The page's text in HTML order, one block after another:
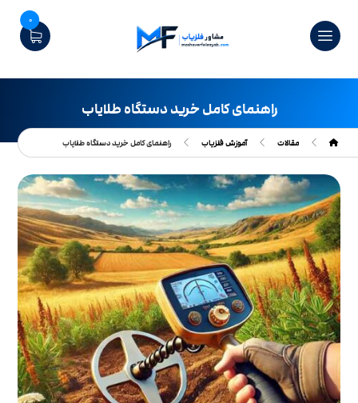
0
راهنمای کامل خرید دستگاه طلایاب
مقالات آموزش فلزیاب راهنمای کامل خرید دستگاه طلایاب